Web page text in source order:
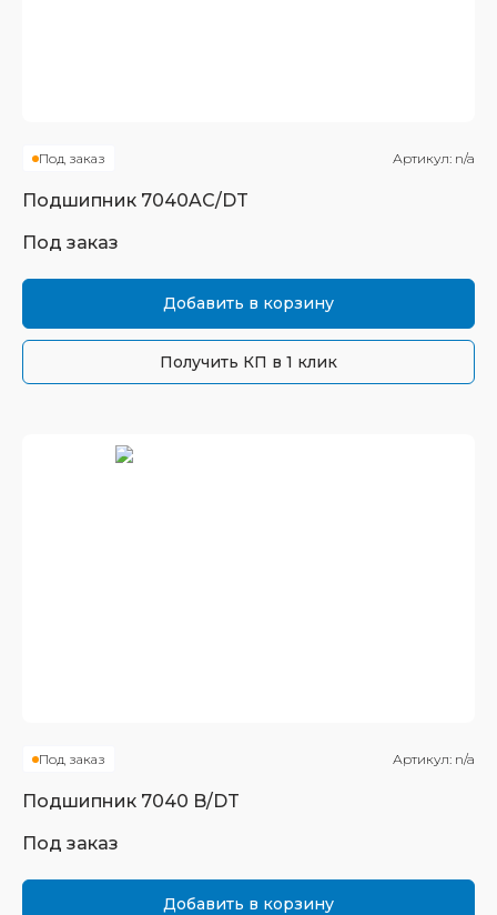
Под заказ Артикул: n/a
Подшипник 7040AC/DT
Под заказ
Добавить в корзину
Получить КП в 1 клик
Под заказ Артикул: n/a
Подшипник 7040 B/DT
Под заказ
Добавить в корзину